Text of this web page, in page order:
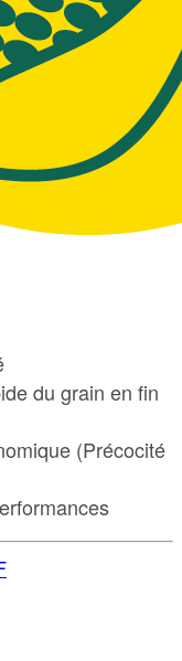
du grain en fin
(Précocité